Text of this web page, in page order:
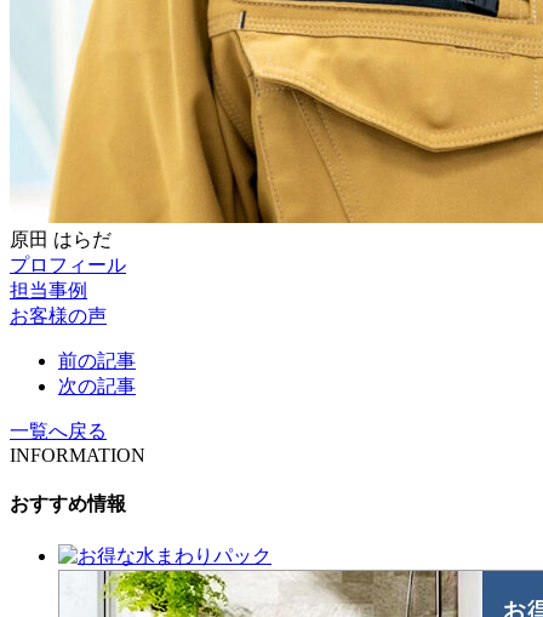
原田 はらだ
プロフィール
担当事例
お客様の声
前の記事
次の記事
一覧へ戻る
INFORMATION
おすすめ情報